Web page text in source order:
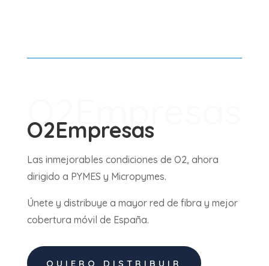
O2Empresas
O2Empresas
Las inmejorables condiciones de O2, ahora
dirigido a PYMES y Micropymes.
Únete y distribuye a mayor red de fibra y mejor
cobertura móvil de España.
QUIERO DISTRIBUIR